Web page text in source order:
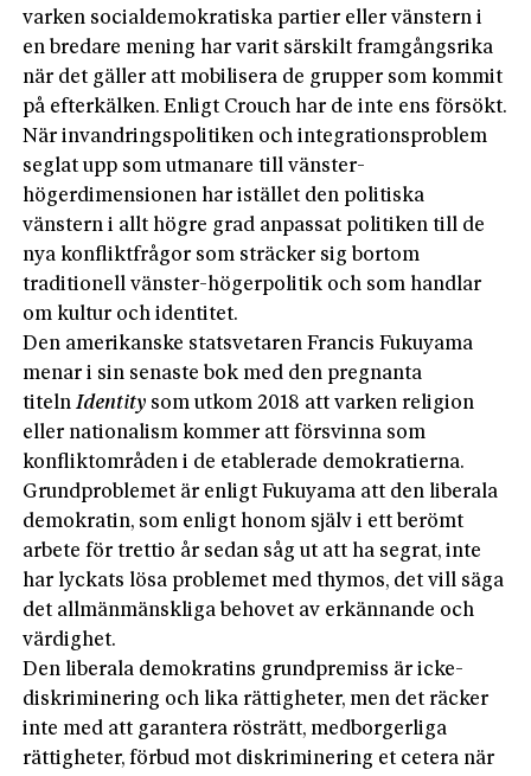
varken socialdemokratiska partier eller vänstern i
en bredare mening har varit särskilt framgångs­rika
när det gäller att mobilisera de grupper som kommit
på efterkälken. Enligt Crouch har de inte ens försökt.
När invandringspolitiken och integrationsproblem
seglat upp som utmanare till vänster-
högerdimensionen har istället den politiska
vänstern i allt högre grad anpassat politiken till de
nya konfliktfrågor som sträcker sig bortom
traditionell vänster-högerpolitik och som handlar
om kultur och identitet.
Den amerikanske statsvetaren Francis Fukuyama
menar i sin senaste bok med den pregnanta
titelnIdentity som utkom 2018 att varken religion
eller nationalism kommer att försvinna som
konfliktområden i de etablerade demokratierna.
Grundproblemet är enligt Fukuyama att den liberala
demokratin, som enligt honom själv i ett berömt
arbete för trettio år sedan såg ut att ha segrat, inte
har lyckats lösa problemet med thymos, det vill säga
det allmänmänskliga behovet av erkännande och
värdighet.
Den liberala demokratins grund­premiss är icke-
diskriminering och lika rättigheter, men det räcker
inte med att garantera rösträtt, medborgerliga
rättigheter, förbud mot diskriminering et cetera när